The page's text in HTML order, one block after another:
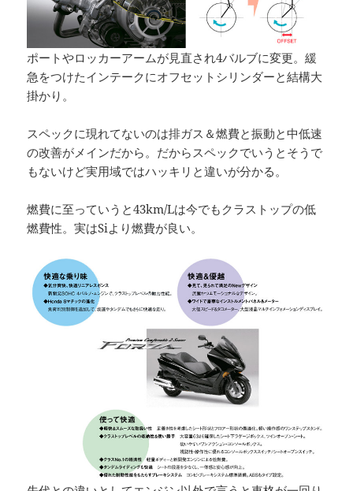
ポートやロッカーアームが見直され4バルブに変更。緩
急をつけたインテークにオフセットシリンダーと結構大
掛かり。
スペックに現れてないのは排ガス＆燃費と振動と中低速
の改善がメインだから。だからスペックでいうとそうで
もないけど実用域ではハッキリと違いが分かる。
燃費に至っていうと43km/Lは今でもクラストップの低
燃費性。実はSiより燃費が良い。